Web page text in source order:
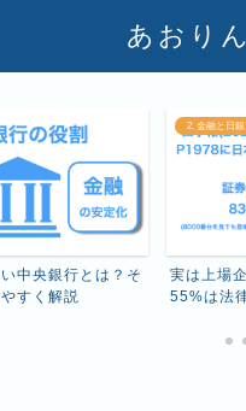
あおり
中央銀行とは？そ
すく解説
2. 金融と日銀
実は上場
55%は法